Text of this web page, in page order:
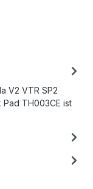
V2 VTR SP2
TH003CE ist